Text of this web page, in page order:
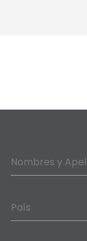
Nombres y
País